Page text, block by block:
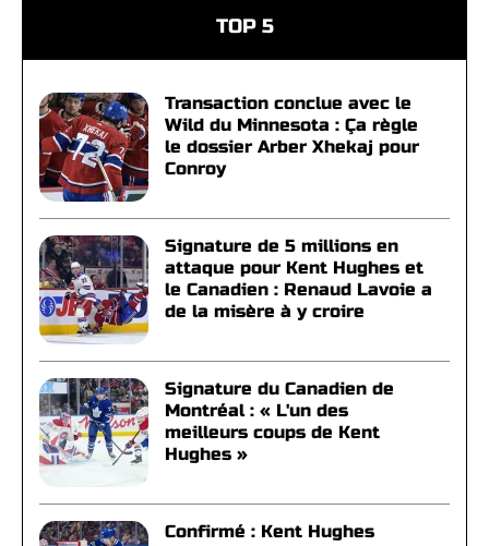
TOP 5
Transaction conclue avec le
Wild du Minnesota : Ça règle
le dossier Arber Xhekaj pour
Conroy
Signature de 5 millions en
attaque pour Kent Hughes et
le Canadien : Renaud Lavoie a
de la misère à y croire
Signature du Canadien de
Montréal : « L'un des
meilleurs coups de Kent
Hughes »
Confirmé : Kent Hughes